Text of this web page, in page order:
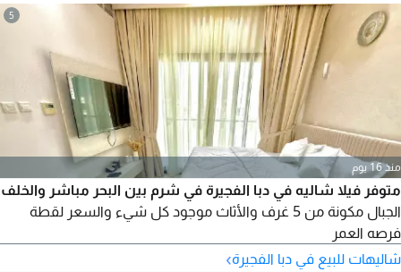
+ منطقة شواء مفروشة بالكامل وجاهزة للسكن بناء مسلح مع
شهادة انجاز وضمان مقاول من المالك مباشرة
5
منذ 16 يوم
متوفر فيلا شاليه في دبا الفجيرة في شرم بين البحر مباشر والخلف
الجبال مكونة من 5 غرف والأثاث موجود كل شيء والسعر لقطة
فرصه العمر
شاليهات للبيع في دبا الفجيرة›